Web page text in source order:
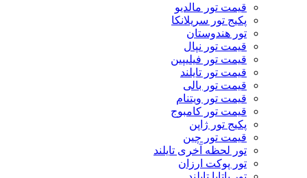
قیمت تور مالدیو
پکیج تور سریلانکا
تور هندوستان
قیمت تور نپال
قیمت تور فیلیپین
قیمت تور تایلند
قیمت تور بالی
قیمت تور ویتنام
قیمت تور کامبوج
پکیج تور ژاپن
قیمت تور چین
تور لحظه آخری تایلند
تور پوکت ارزان